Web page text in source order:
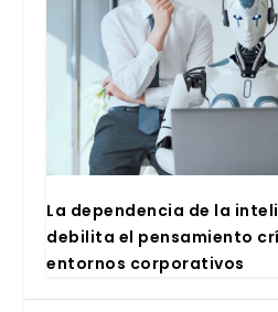
La depen­den­cia de la
debi­li­ta el pen­sa­mien­to
entor­nos cor­po­ra­ti­vos